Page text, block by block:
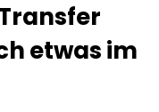
etwas im